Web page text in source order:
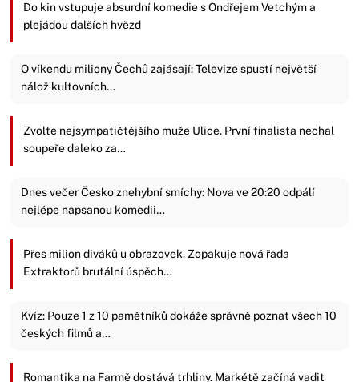
Do kin vstupuje absurdní komedie s Ondřejem Vetchým a
plejádou dalších hvězd
O víkendu miliony Čechů zajásají: Televize spustí největší
nálož kultovních…
Zvolte nejsympatičtějšího muže Ulice. První finalista nechal
soupeře daleko za…
Dnes večer Česko znehybní smíchy: Nova ve 20:20 odpálí
nejlépe napsanou komedii…
Přes milion diváků u obrazovek. Zopakuje nová řada
Extraktorů brutální úspěch…
Kvíz: Pouze 1 z 10 pamětníků dokáže správně poznat všech 10
českých filmů a…
Romantika na Farmě dostává trhliny. Markétě začíná vadit